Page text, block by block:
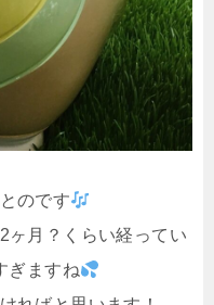
のです
ヶ月？くらい経ってい
ぎますね